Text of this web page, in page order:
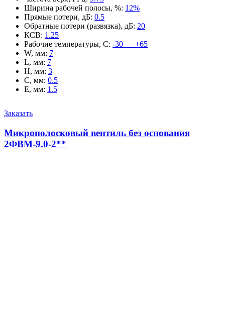
Ширина рабочей полосы, %: 12%
Прямые потери, дБ: 0.5
Обратные потери (развязка), дБ: 20
КСВ: 1.25
Рабочие температуры, С: -30 — +65
W, мм: 7
L, мм: 7
H, мм: 3
C, мм: 0.5
E, мм: 1.5
Заказать
Микрополосковый вентиль без основания
2ФВМ-9.0-2**